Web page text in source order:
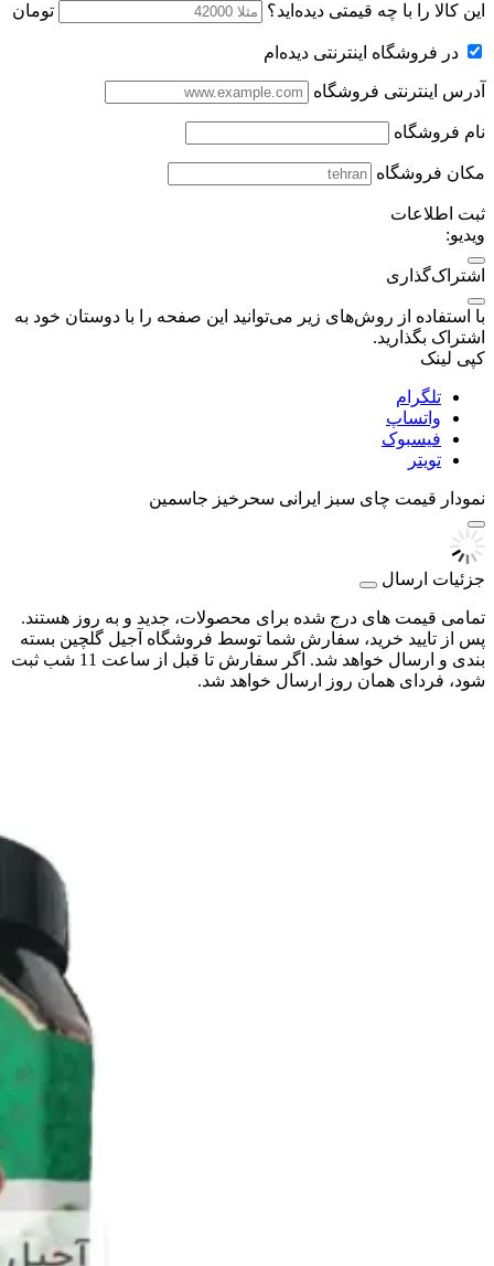
این کالا را با چه قیمتی دیده‌اید؟ تومان
در فروشگاه اینترنتی دیده‌ام
آدرس اینترنتی فروشگاه
نام فروشگاه
مکان فروشگاه
ثبت اطلاعات
ویدیو:
اشتراک‌گذاری
با استفاده از روش‌های زیر می‌توانید این صفحه را با دوستان خود به
اشتراک بگذارید.
کپی لینک
تلگرام
واتساپ
فیسبوک
تویتر
نمودار قیمت چای سبز ایرانی سحرخیز جاسمین
جزئیات ارسال
تمامی قیمت های درج شده برای محصولات، جدید و به روز هستند.
پس از تایید خرید، سفارش شما توسط فروشگاه آجیل گلچین بسته
بندی و ارسال خواهد شد. اگر سفارش تا قبل از ساعت 11 شب ثبت
شود، فردای همان روز ارسال خواهد شد.